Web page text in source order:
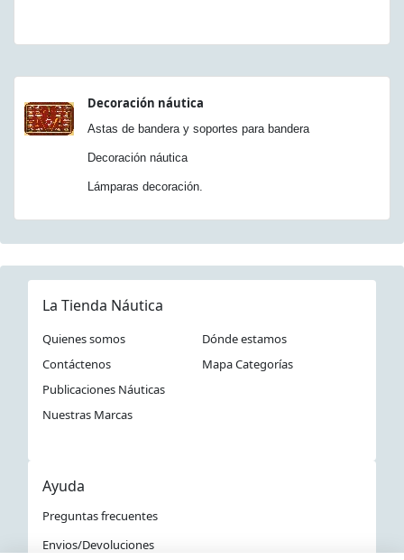
Decoración náutica
Astas de bandera y soportes para bandera
Decoración náutica
Lámparas decoración.
La Tienda Náutica
Quienes somos
Dónde estamos
Contáctenos
Mapa Categorías
Publicaciones Náuticas
Nuestras Marcas
Ayuda
Preguntas frecuentes
Envios/Devoluciones